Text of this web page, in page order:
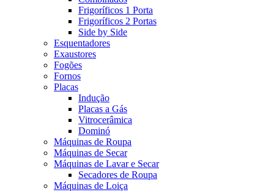
Frigoríficos 1 Porta
Frigoríficos 2 Portas
Side by Side
Esquentadores
Exaustores
Fogões
Fornos
Placas
Indução
Placas a Gás
Vitrocerâmica
Dominó
Máquinas de Roupa
Máquinas de Secar
Máquinas de Lavar e Secar
Secadores de Roupa
Máquinas de Loiça